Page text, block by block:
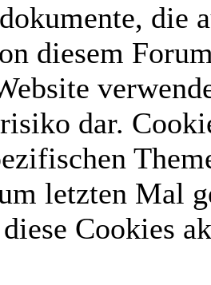
die
diesem
dar.
letzten Mal
Cookies